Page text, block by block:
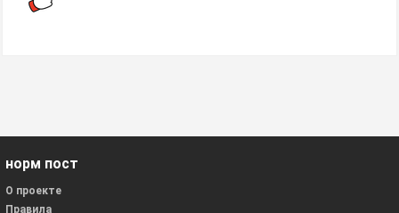
норм пост
О проекте
Правила